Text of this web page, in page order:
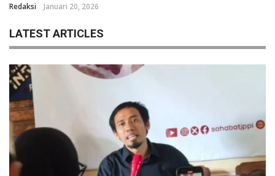
Redaksi Januari 20, 2026
LATEST ARTICLES